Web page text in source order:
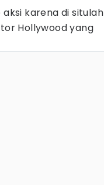
karena di situlah
Hollywood yang